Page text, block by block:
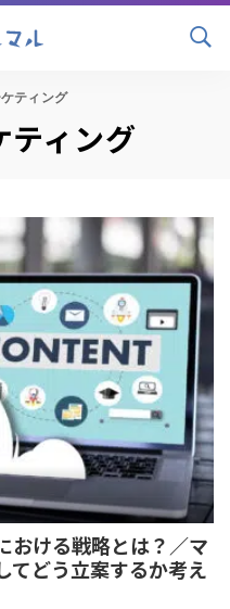
ティング
ティング
おける戦略とは？／マ
てどう立案するか考え